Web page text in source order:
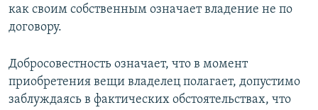
как своим собственным означает владение не по
договору.
Добросовестность означает, что в момент
приобретения вещи владелец полагает, допустимо
заблуждаясь в фактических обстоятельствах, что